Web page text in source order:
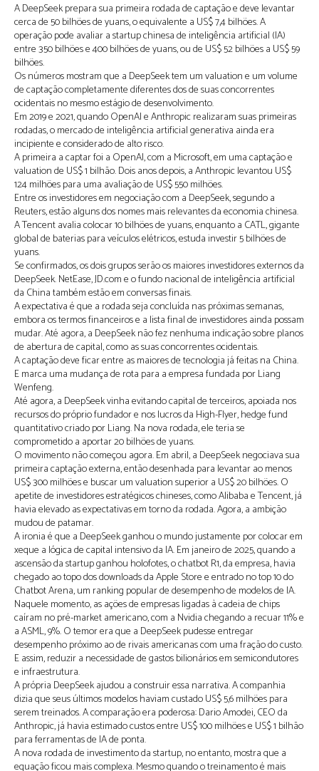
A DeepSeek prepara sua primeira rodada de captação e deve levantar
cerca de 50 bilhões de yuans, o equivalente a US$ 7,4 bilhões. A
operação pode avaliar a startup chinesa de inteligência artificial (IA)
entre 350 bilhões e 400 bilhões de yuans, ou de US$ 52 bilhões a US$ 59
bilhões.
Os números mostram que a DeepSeek tem um valuation e um volume
de captação completamente diferentes dos de suas concorrentes
ocidentais no mesmo estágio de desenvolvimento.
Em 2019 e 2021, quando OpenAI e Anthropic realizaram suas primeiras
rodadas, o mercado de inteligência artificial generativa ainda era
incipiente e considerado de alto risco.
A primeira a captar foi a OpenAI, com a Microsoft, em uma captação e
valuation de US$ 1 bilhão. Dois anos depois, a Anthropic levantou US$
124 milhões para uma avaliação de US$ 550 milhões.
Entre os investidores em negociação com a DeepSeek, segundo a
Reuters, estão alguns dos nomes mais relevantes da economia chinesa.
A Tencent avalia colocar 10 bilhões de yuans, enquanto a CATL, gigante
global de baterias para veículos elétricos, estuda investir 5 bilhões de
yuans.
Se confirmados, os dois grupos serão os maiores investidores externos da
DeepSeek. NetEase, JD.com e o fundo nacional de inteligência artificial
da China também estão em conversas finais.
A expectativa é que a rodada seja concluída nas próximas semanas,
embora os termos financeiros e a lista final de investidores ainda possam
mudar. Até agora, a DeepSeek não fez nenhuma indicação sobre planos
de abertura de capital, como as suas concorrentes ocidentais.
A captação deve ficar entre as maiores de tecnologia já feitas na China.
E marca uma mudança de rota para a empresa fundada por Liang
Wenfeng.
Até agora, a DeepSeek vinha evitando capital de terceiros, apoiada nos
recursos do próprio fundador e nos lucros da High-Flyer, hedge fund
quantitativo criado por Liang. Na nova rodada, ele teria se
comprometido a aportar 20 bilhões de yuans.
O movimento não começou agora. Em abril, a DeepSeek negociava sua
primeira captação externa, então desenhada para levantar ao menos
US$ 300 milhões e buscar um valuation superior a US$ 20 bilhões. O
apetite de investidores estratégicos chineses, como Alibaba e Tencent, já
havia elevado as expectativas em torno da rodada. Agora, a ambição
mudou de patamar.
A ironia é que a DeepSeek ganhou o mundo justamente por colocar em
xeque a lógica de capital intensivo da IA. Em janeiro de 2025, quando a
ascensão da startup ganhou holofotes, o chatbot R1, da empresa, havia
chegado ao topo dos downloads da Apple Store e entrado no top 10 do
Chatbot Arena, um ranking popular de desempenho de modelos de IA.
Naquele momento, as ações de empresas ligadas à cadeia de chips
caíram no pré-market americano, com a Nvidia chegando a recuar 11% e
a ASML, 9%. O temor era que a DeepSeek pudesse entregar
desempenho próximo ao de rivais americanas com uma fração do custo.
E assim, reduzir a necessidade de gastos bilionários em semicondutores
e infraestrutura.
A própria DeepSeek ajudou a construir essa narrativa. A companhia
dizia que seus últimos modelos haviam custado US$ 5,6 milhões para
serem treinados. A comparação era poderosa: Dario Amodei, CEO da
Anthropic, já havia estimado custos entre US$ 100 milhões e US$ 1 bilhão
para ferramentas de IA de ponta.
A nova rodada de investimento da startup, no entanto, mostra que a
equação ficou mais complexa. Mesmo quando o treinamento é mais